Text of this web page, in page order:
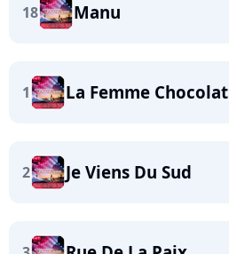
18 Manu
1 La Femme Chocolat
2 Je Viens Du Sud